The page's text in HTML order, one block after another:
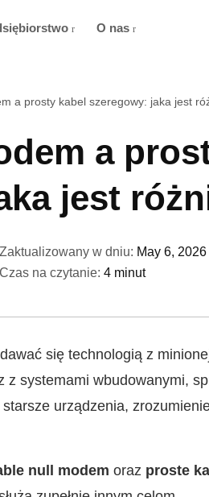
O nas
a prosty kabel szeregowy: jaka jest
a
jest
Zaktualizowany w dniu: May 6, 2026
Czas na czytanie: 4 minut
się technologią z
z systemami wbudowanymi,
urządzenia,
null modem oraz proste